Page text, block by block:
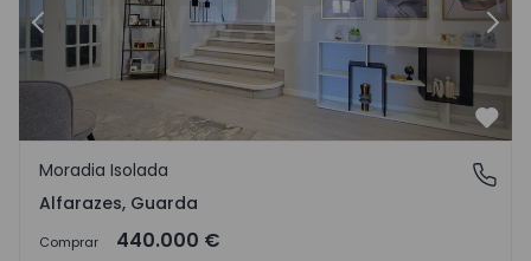
Anterior
Alfarazes, Guarda
Moradia Isolada
Alfarazes, Guarda
Comprar 440.000 €